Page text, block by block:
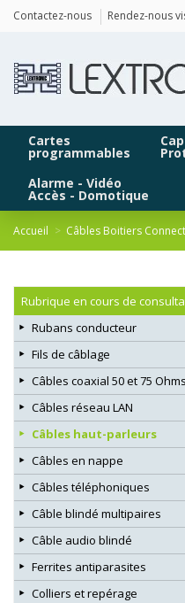
Contactez-nous Rendez-nous
Cartes
programmables
Alarme - Vidéo
Accès - Domotique
Accueil Câbles Boitiers
Rubrique en cours de
Rubans conducteur
Fils de câblage
Câbles coaxial 50 et 75 Ohms
Câbles réseau LAN
Câbles haut-parleurs
Câbles en nappe
Câbles téléphoniques
Câble blindé multipaires
Câble audio blindé
Ferrites antiparasites
Colliers et repérage
Panneau de gestion des cookies